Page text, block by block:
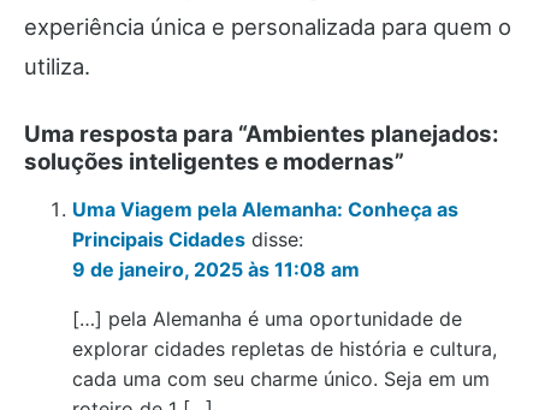
experiência única e personalizada para quem o
utiliza.
Uma resposta para “Ambientes planejados:
soluções inteligentes e modernas”
Uma Viagem pela Alemanha: Conheça as
Principais Cidades disse:
9 de janeiro, 2025 às 11:08 am
[…] pela Alemanha é uma oportunidade de
explorar cidades repletas de história e cultura,
cada uma com seu charme único. Seja em um